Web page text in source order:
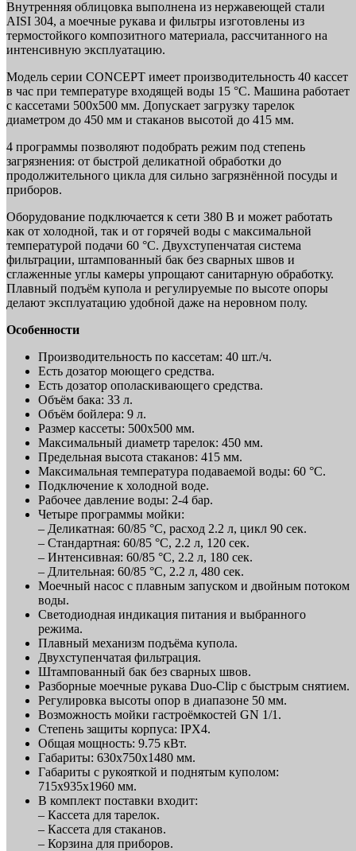
Внутренняя облицовка выполнена из нержавеющей стали
AISI 304, а моечные рукава и фильтры изготовлены из
термостойкого композитного материала, рассчитанного на
интенсивную эксплуатацию.
Модель серии CONCEPT имеет производительность 40 кассет
в час при температуре входящей воды 15 °С. Машина работает
с кассетами 500х500 мм. Допускает загрузку тарелок
диаметром до 450 мм и стаканов высотой до 415 мм.
4 программы позволяют подобрать режим под степень
загрязнения: от быстрой деликатной обработки до
продолжительного цикла для сильно загрязнённой посуды и
приборов.
Оборудование подключается к сети 380 В и может работать
как от холодной, так и от горячей воды с максимальной
температурой подачи 60 °С. Двухступенчатая система
фильтрации, штампованный бак без сварных швов и
сглаженные углы камеры упрощают санитарную обработку.
Плавный подъём купола и регулируемые по высоте опоры
делают эксплуатацию удобной даже на неровном полу.
Особенности
Производительность по кассетам: 40 шт./ч.
Есть дозатор моющего средства.
Есть дозатор ополаскивающего средства.
Объём бака: 33 л.
Объём бойлера: 9 л.
Размер кассеты: 500х500 мм.
Максимальный диаметр тарелок: 450 мм.
Предельная высота стаканов: 415 мм.
Максимальная температура подаваемой воды: 60 °С.
Подключение к холодной воде.
Рабочее давление воды: 2-4 бар.
Четыре программы мойки:
– Деликатная: 60/85 °С, расход 2.2 л, цикл 90 сек.
– Стандартная: 60/85 °С, 2.2 л, 120 сек.
– Интенсивная: 60/85 °С, 2.2 л, 180 сек.
– Длительная: 60/85 °С, 2.2 л, 480 сек.
Моечный насос с плавным запуском и двойным потоком
воды.
Светодиодная индикация питания и выбранного
режима.
Плавный механизм подъёма купола.
Двухступенчатая фильтрация.
Штампованный бак без сварных швов.
Разборные моечные рукава Duo-Clip с быстрым снятием.
Регулировка высоты опор в диапазоне 50 мм.
Возможность мойки гастроёмкостей GN 1/1.
Степень защиты корпуса: IPX4.
Общая мощность: 9.75 кВт.
Габариты: 630х750х1480 мм.
Габариты с рукояткой и поднятым куполом:
715х935х1960 мм.
В комплект поставки входит:
– Кассета для тарелок.
– Кассета для стаканов.
– Корзина для приборов.